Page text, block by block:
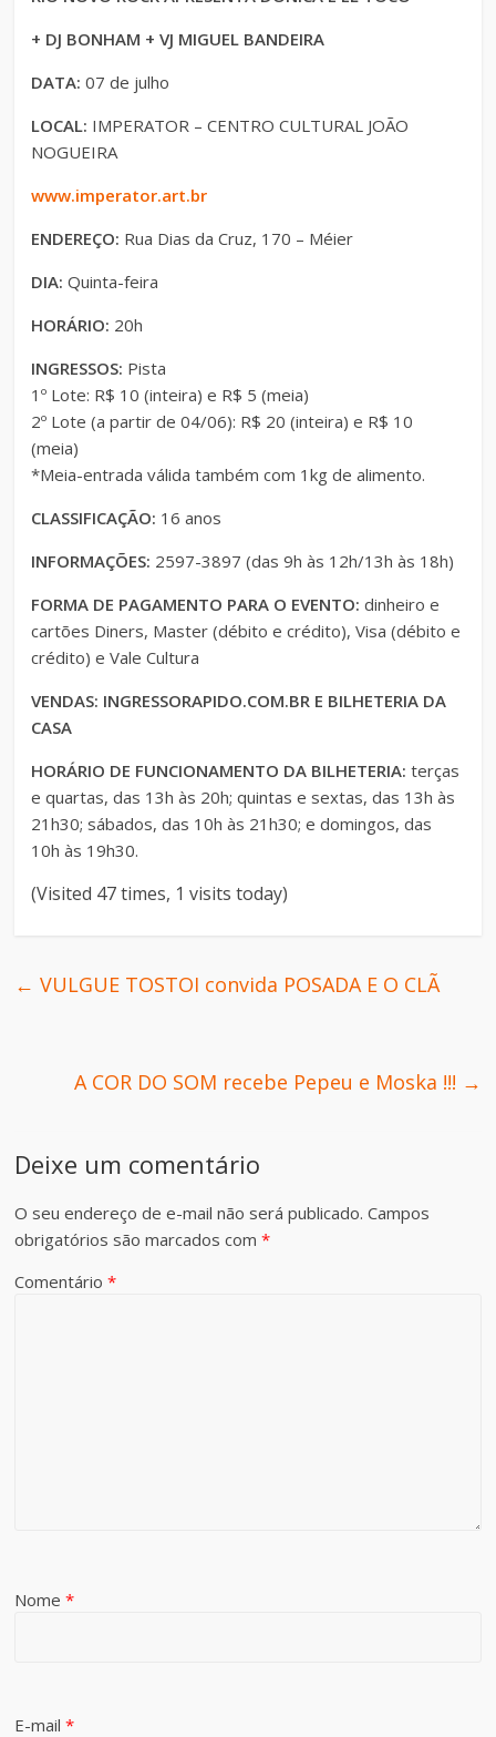
+ DJ BONHAM + VJ MIGUEL BANDEIRA
DATA: 07 de julho
LOCAL: IMPERATOR – CENTRO CULTURAL JOÃO
NOGUEIRA
www.imperator.art.br
ENDEREÇO: Rua Dias da Cruz, 170 – Méier
DIA:Quinta-feira
HORÁRIO: 20h
INGRESSOS: Pista
1º Lote: R$ 10 (inteira) e R$ 5 (meia)
2º Lote (a partir de 04/06): R$ 20 (inteira) e R$ 10
(meia)
*Meia-entrada válida também com 1kg de alimento.
CLASSIFICAÇÃO: 16 anos
INFORMAÇÕES: 2597-3897 (das 9h às 12h/13h às 18h)
FORMA DE PAGAMENTO PARA O EVENTO: dinheiro e
cartões Diners, Master (débito e crédito), Visa (débito e
crédito) e Vale Cultura
VENDAS: INGRESSORAPIDO.COM.BR E BILHETERIA DA
CASA
HORÁRIO DE FUNCIONAMENTO DA BILHETERIA: terças
e quartas, das 13h às 20h; quintas e sextas, das 13h às
21h30; sábados, das 10h às 21h30; e domingos, das
10h às 19h30.
(Visited 47 times, 1 visits today)
← VULGUE TOSTOI convida POSADA E O CLÃ
A COR DO SOM recebe Pepeu e Moska !!! →
Deixe um comentário
O seu endereço de e-mail não será publicado. Campos
obrigatórios são marcados com*
Comentário*
Nome*
E-mail*